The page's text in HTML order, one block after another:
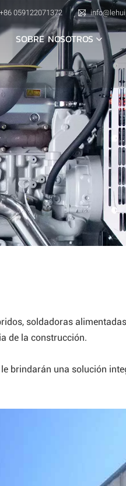
+86 059122071372
SOBRE NOSOTROS
soldadoras
de la construcción.
brindarán una solución